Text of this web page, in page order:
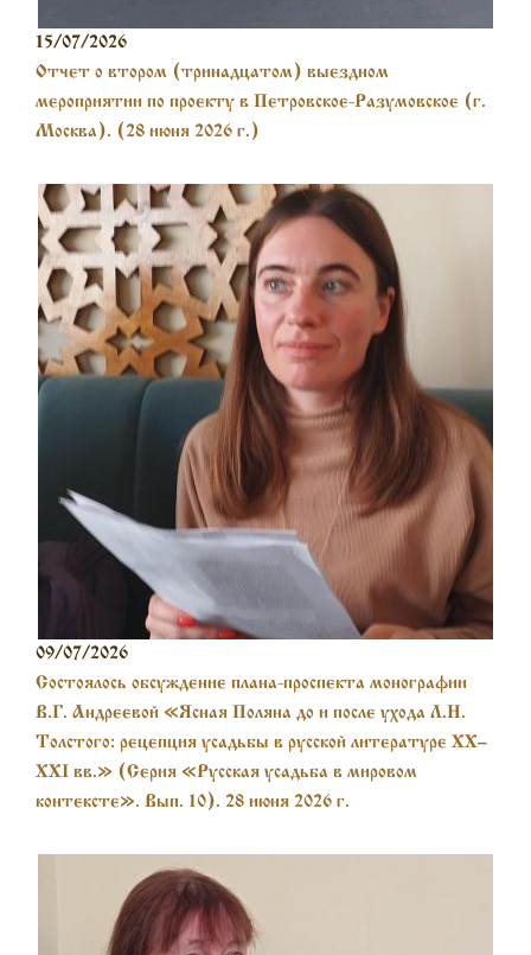
15/07/2026
Отчет о втором (тринадцатом) выездном
мероприятии по проекту в Петровское-Разумовское (г.
Москва). (28 июня 2026 г.)
09/07/2026
Состоялось обсуждение плана-проспекта монографии
В.Г. Андреевой «Ясная Поляна до и после ухода Л.Н.
Толстого: рецепция усадьбы в русской литературе XX–
XXI вв.» (Серия «Русская усадьба в мировом
контексте». Вып. 10). 28 июня 2026 г.